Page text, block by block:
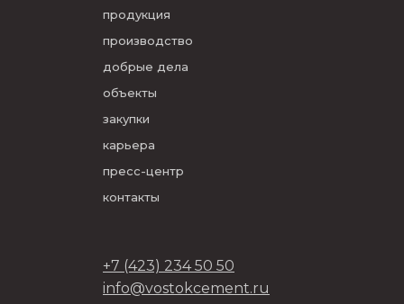
продукция
производство
добрые дела
объекты
закупки
карьера
пресс-центр
контакты
+7 (423) 234 50 50
info@vostokcement.ru